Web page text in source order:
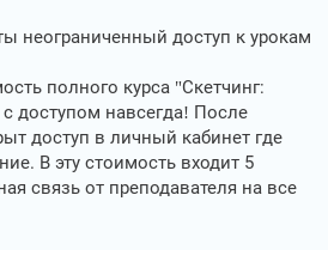
неограниченный доступ к урокам
полного курса "Скетчинг:
доступом навсегда! После
доступ в личный кабинет где
В эту стоимость входит 5
связь от преподавателя на все